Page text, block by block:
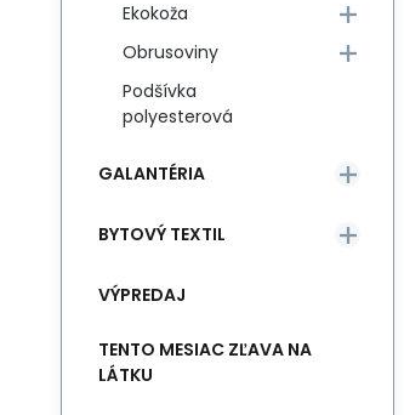
Ekokoža
Obrusoviny
Podšívka
polyesterová
GALANTÉRIA
BYTOVÝ TEXTIL
VÝPREDAJ
TENTO MESIAC ZĽAVA NA
LÁTKU